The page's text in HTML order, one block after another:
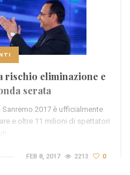
rischio eliminazione e
serata
2017 è ufficialmente
e oltre 11 milioni di spettatori
FEB 8, 2017 2213 0